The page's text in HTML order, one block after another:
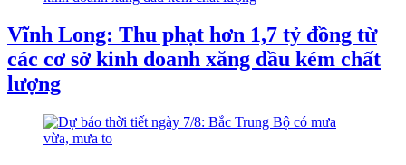
Vĩnh Long: Thu phạt hơn 1,7 tỷ đồng từ
các cơ sở kinh doanh xăng dầu kém chất
lượng